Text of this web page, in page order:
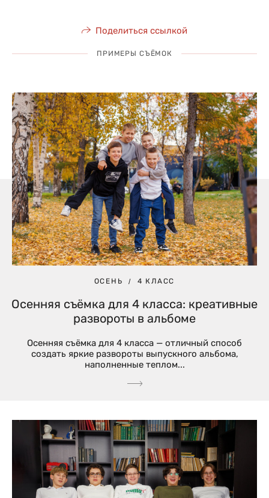
Поделиться ссылкой
ПРИМЕРЫ СЪЁМОК
ОСЕНЬ 4 КЛАСС
Осенняя съёмка для 4 класса: креативные
развороты в альбоме
Осенняя съёмка для 4 класса — отличный способ
создать яркие развороты выпускного альбома,
наполненные теплом...